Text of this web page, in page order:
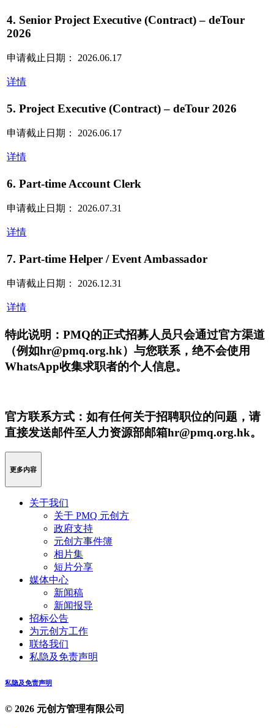
4. Senior Project Executive (Contract) – deTour
2026
申请截止日期： 2026.06.17
详情
5. Project Executive (Contract) – deTour 2026
申请截止日期： 2026.06.17
详情
6. Part-time Account Clerk
申请截止日期： 2026.07.31
详情
7. Part-time Helper / Event Ambassador
申请截止日期： 2026.12.31
详情
特此说明：PMQ的正式招募人员只会通过官方渠道
（例如hr@pmq.org.hk）与您联系，绝不会使用
WhatsApp收集求职者的个人信息。
官方联系方式：如有任何关于招聘职位的问题，请
直接发送邮件至人力资源部邮箱hr@pmq.org.hk。
更多内容
关于我们
关于 PMQ 元创方
政府支持
元创方事件簿
相片集
短片分享
媒体中心
新闻稿
新闻报导
招标公告
为元创方工作
联络我们
私隐及免责声明
私隐及免责声明
© 2026 元创方管理有限公司